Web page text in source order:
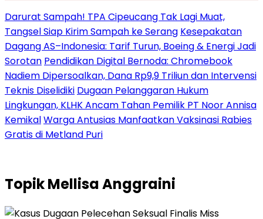
Darurat Sampah! TPA Cipeucang Tak Lagi Muat,
Tangsel Siap Kirim Sampah ke Serang Kesepakatan
Dagang AS–Indonesia: Tarif Turun, Boeing & Energi Jadi
Sorotan Pendidikan Digital Bernoda: Chromebook
Nadiem Dipersoalkan, Dana Rp9,9 Triliun dan Intervensi
Teknis Diselidiki Dugaan Pelanggaran Hukum
Lingkungan, KLHK Ancam Tahan Pemilik PT Noor Annisa
KemikalWarga Antusias Manfaatkan Vaksinasi Rabies
Gratis di Metland Puri
TopikMellisa Anggraini